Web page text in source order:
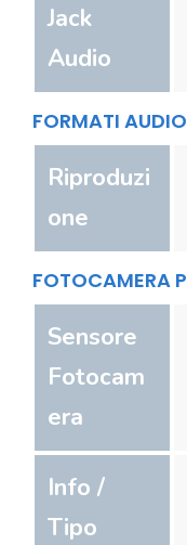
Jack
Audio
FORMATI
Riproduzi
one
FOTOCAMERA
Sensore
Fotocam
era
Info /
Tipo